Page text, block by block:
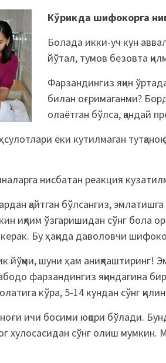
Кўрикда шифокорга
Болада икки-уч кун
йўтал, тумов безовта
Фарзандингиз яқин
билан оғримаганми?
олаётган бўлса, қандай
ёки кутилмаган тутқаноқ
нисбатан реакция
қайтган бўлсангиз, эмлатишга
иқлим ўзгаришидан сўнг бола
Бу ҳақида даволовчи
йўқми, шуни ҳам аниқлаштиринг!
фарзандингиз яқиндагина
кўра, 5-14 кундан сўнг
ичи босими юқори бўлади.
хулосасидан сўнг олиш мумкин.